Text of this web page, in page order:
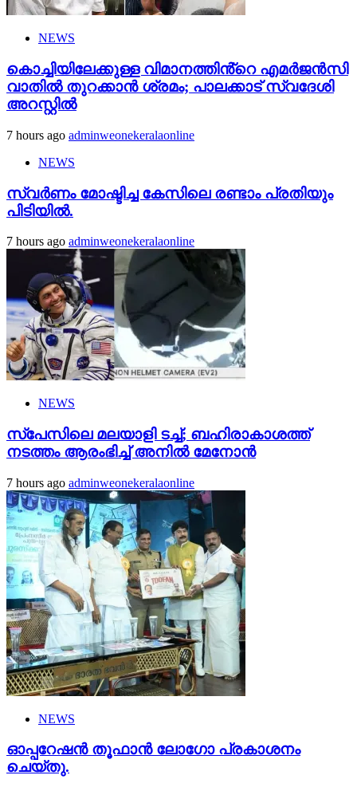
NEWS
കൊച്ചിയിലേക്കുള്ള വിമാനത്തിൻ്റെ എമര്‍ജന്‍സി
വാതില്‍ തുറക്കാന്‍ ശ്രമം; പാലക്കാട് സ്വദേശി
അറസ്റ്റില്‍
7 hours ago adminweonekeralaonline
NEWS
സ്വർണം മോഷ്ടിച്ച കേസിലെ രണ്ടാം പ്രതിയും
പിടിയിൽ.
7 hours ago adminweonekeralaonline
NEWS
സ്‌പേസിലെ മലയാളി ടച്ച്; ബഹിരാകാശത്ത്
നടത്തം ആരംഭിച്ച് അനില്‍ മേനോന്‍
7 hours ago adminweonekeralaonline
NEWS
ഓപ്പറേഷൻ തൂഫാൻ ലോഗോ പ്രകാശനം
ചെയ്തു.